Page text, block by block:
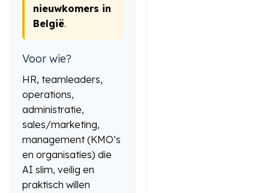
nieuwkomers in
België.
Voor wie?
HR, teamleaders,
operations,
administratie,
sales/marketing,
management (KMO’s
en organisaties) die
AI slim, veilig en
praktisch willen